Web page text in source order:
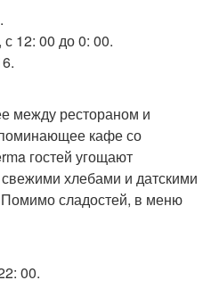
12: 00 до 0: 00.
между рестораном и
кафе со
гостей угощают
хлебами и датскими
сладостей, в меню
00.